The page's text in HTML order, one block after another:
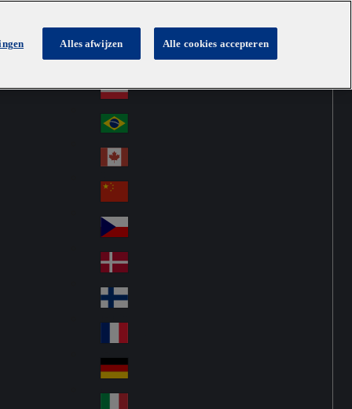
str
ali
a
Au
stri
a
Österreich
Br
azi
l
Ca
na
da
Ch
ina
Cz
ec
h
De
nm
ark
Fin
d
Fra
nc
e
Ge
Alles afwijzen Alle cookies accepteren